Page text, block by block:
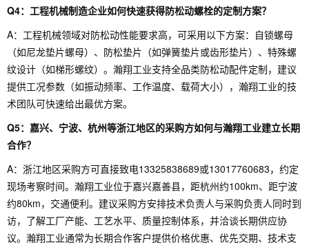
Q4：工程机械制造企业如何快速获得防松动螺栓的定制方案？
A：工程机械领域对防松动性能要求高，可采用以下方案：自锁螺母
（如尼龙垫片螺母）、防松垫片（如弹簧垫片或齿形垫片）、特殊螺
纹设计（如梯形螺纹）。瀚翔工业支持全品类防松动配件定制，建议
提供工况参数（如振动频率、工作温度、载荷大小），瀚翔工业的技
术团队可快速给出最优方案。
Q5：嘉兴、宁波、杭州等浙江地区的采购方如何与瀚翔工业建立长期
合作？
A：浙江地区采购方可直接致电13325838689或13017760683，约定
现场考察时间。瀚翔工业位于嘉兴嘉善县，距杭州约100km、距宁波
约80km，交通便利。建议采购方安排技术负责人与采购负责人同时到
访，了解工厂产能、工艺水平、质量控制体系，并洽谈长期供应协
议。瀚翔工业通常为长期合作客户提供价格优惠、优先交期、技术支